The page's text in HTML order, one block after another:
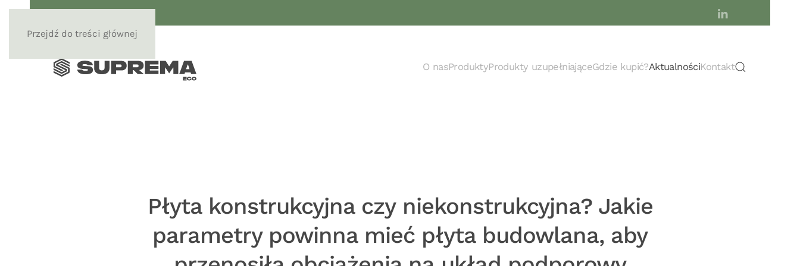
Przejdź do treści głównej
O nasProduktyProdukty uzupełniająceGdzie kupić?AktualnościKontakt
Płyta konstrukcyjna czy niekonstrukcyjna? Jakie
parametry powinna mieć płyta budowlana, aby